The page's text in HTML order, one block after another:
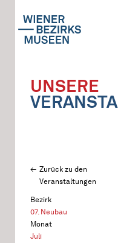
UNSERE
Zurück zu den
Veranstaltungen
Bezirk
07. Neubau
Monat
Juli